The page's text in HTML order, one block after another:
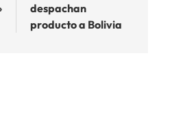
despachan
producto a Bolivia